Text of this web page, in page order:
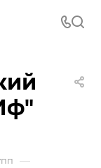
—